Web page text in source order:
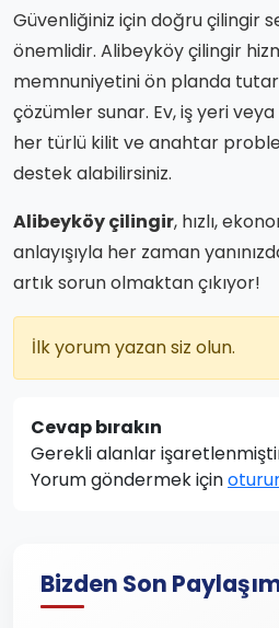
Güvenliğiniz için doğru çilingir
önemlidir. Alibeyköy çilingir
memnuniyetini ön planda
çözümler sunar. Ev, iş yeri
her türlü kilit ve anahtar
destek alabilirsiniz.
Alibeyköy çilingir, hızlı,
anlayışıyla her zaman
artık sorun olmaktan çıkıyor!
İlk yorum yazan siz olun.
Cevap bırakın
Gerekli alanlar
Yorum göndermek için
Bizden Son